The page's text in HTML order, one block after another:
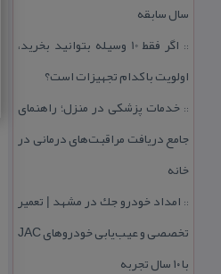
سال سابقه
::
اگر فقط 10 وسیله بتوانید بخرید،
اولویت با كدام تجهیزات است؟
:: خدمات پزشكی در منزل؛ راهنمای
جامع دریافت مراقبت‌های درمانی در
خانه
:: امداد خودرو جك در مشهد | تعمیر
تخصصی و عیب‌یابی خودروهای JAC
با ۱۰ سال تجربه